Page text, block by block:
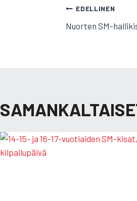
SELAUS
EDELLINEN
Nuorten SM-